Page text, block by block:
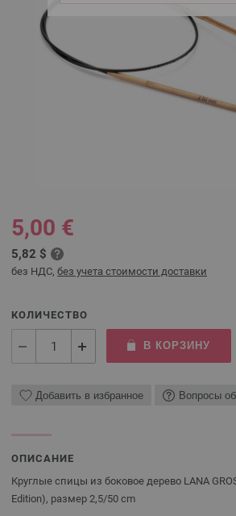
5,00 €
5,82 $
без НДС, без учета стоимости доставки
КОЛИЧЕСТВО
В КОРЗИНУ
Добавить в избранное Вопросы
ОПИСАНИЕ
Круглые спицы из боковое дерево LANA
Edition), размер 2,5/50 cm